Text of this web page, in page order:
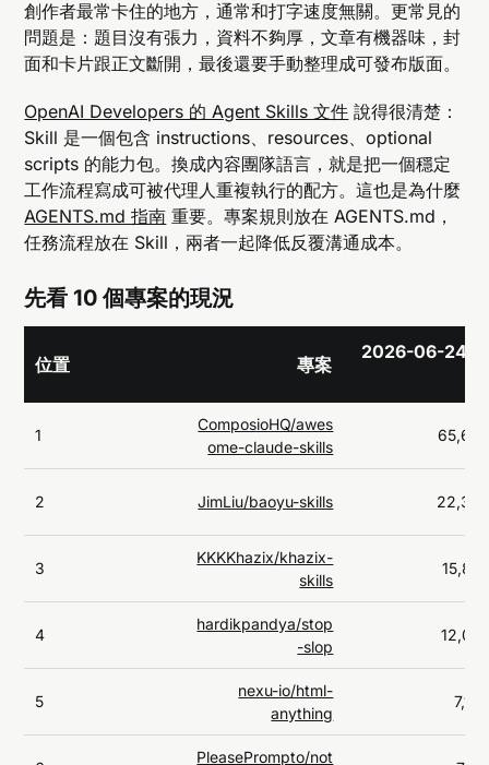
創作者最常卡住的地方，通常和打字速度無關。更常見的
問題是：題目沒有張力，資料不夠厚，文章有機器味，封
面和卡片跟正文斷開，最後還要手動整理成可發布版面。
OpenAI Developers 的 Agent Skills 文件 說得很清楚：
Skill 是一個包含 instructions、resources、optional
scripts 的能力包。換成內容團隊語言，就是把一個穩定
工作流程寫成可被代理人重複執行的配方。這也是為什麼
AGENTS.md 指南 重要。專案規則放在 AGENTS.md，
任務流程放在 Skill，兩者一起降低反覆溝通成本。
先看 10 個專案的現況
位置 專案
2026-06-24 星
1
ComposioHQ/awes
ome-claude-skills
2 JimLiu/baoyu-skills
3
KKKKhazix/khazix-
skills
4
hardikpandya/stop
-slop
5
nexu-io/html-
anything
PleasePrompto/not